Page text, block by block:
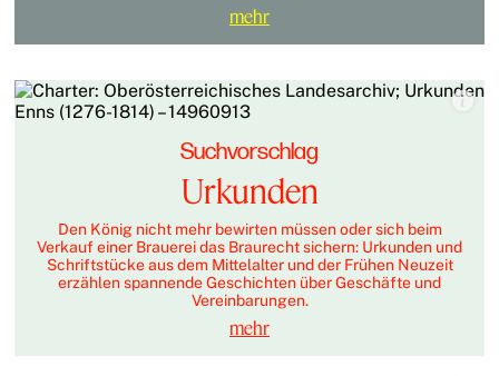
mehr
Suchvorschlag
Urkunden
Den König nicht mehr bewirten müssen oder sich beim
Verkauf einer Brauerei das Braurecht sichern: Urkunden und
Schriftstücke aus dem Mittelalter und der Frühen Neuzeit
erzählen spannende Geschichten über Geschäfte und
Vereinbarungen.
mehr